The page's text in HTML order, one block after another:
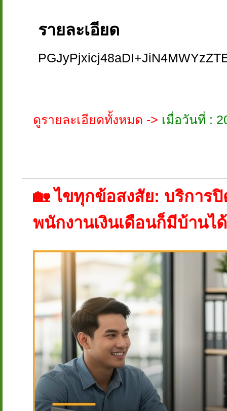
รายละเอียด
ดูรายละเอียดทั้งหมด -> เมื่อวันที่ :
🏡 ไขทุกข้อสงสัย: บริการ
พนักงานเงินเดือนก็มีบ้านไ